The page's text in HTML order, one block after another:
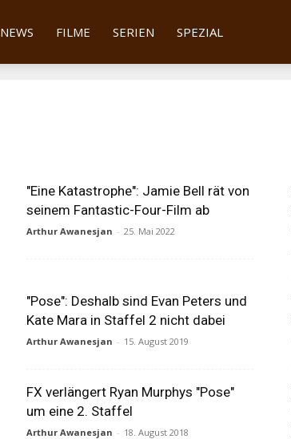
NEWS FILME SERIEN SPEZIAL
"Eine Katastrophe": Jamie Bell rät von
seinem Fantastic-Four-Film ab
Arthur Awanesjan - 25. Mai 2022
"Pose": Deshalb sind Evan Peters und
Kate Mara in Staffel 2 nicht dabei
Arthur Awanesjan - 15. August 2019
FX verlängert Ryan Murphys "Pose"
um eine 2. Staffel
Arthur Awanesjan - 18. August 2018